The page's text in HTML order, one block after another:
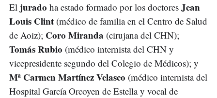
El jurado ha estado formado por los doctores Jean
Louis Clint (médico de familia en el Centro de Salud
de Aoiz); Coro Miranda (cirujana del CHN);
Tomás Rubio (médico internista del CHN y
vicepresidente segundo del Colegio de Médicos); y
Mª Carmen Martínez Velasco (médico internista del
Hospital García Orcoyen de Estella y vocal de